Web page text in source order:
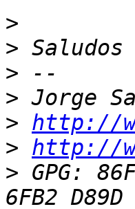
>
>
>
>
> http://
> http://
> GPG: